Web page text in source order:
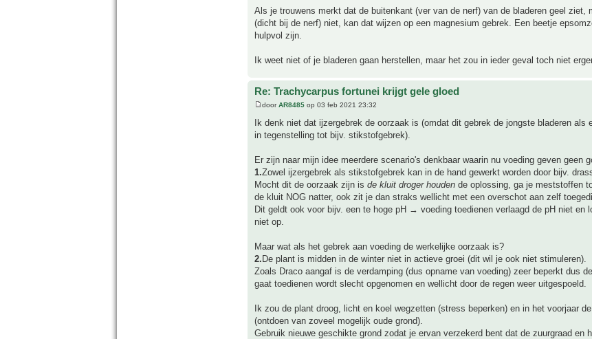
Als je trouwens merkt dat de buitenkant (ver van de nerf) van de bladeren geel ziet,
(dicht bij de nerf) niet, kan dat wijzen op een magnesium gebrek. Een beetje
hulpvol zijn.
Ik weet niet of je bladeren gaan herstellen, maar het zou in ieder geval toch niet
Re: Trachycarpus fortunei krijgt gele gloed
doorAR8485 op 03 feb 2021 23:32
Ik denk niet dat ijzergebrek de oorzaak is (omdat dit gebrek de jongste bladeren als
in tegenstelling tot bijv. stikstofgebrek).
Er zijn naar mijn idee meerdere scenario's denkbaar waarin nu voeding geven geen
1.Zowel ijzergebrek als stikstofgebrek kan in de hand gewerkt worden door bijv.
Mocht dit de oorzaak zijn is de kluit droger houden de oplossing, ga je meststoffen
de kluit NOG natter, ook zit je dan straks wellicht met een overschot aan zelf
Dit geldt ook voor bijv. een te hoge pH → voeding toedienen verlaagd de pH niet en
niet op.
Maar wat als het gebrek aan voeding de werkelijke oorzaak is?
2. De plant is midden in de winter niet in actieve groei (dit wil je ook niet stimuleren).
Zoals Draco aangaf is de verdamping (dus opname van voeding) zeer beperkt dus
gaat toedienen wordt slecht opgenomen en wellicht door de regen weer uitgespoeld.
Ik zou de plant droog, licht en koel wegzetten (stress beperken) en in het voorjaar
(ontdoen van zoveel mogelijk oude grond).
Gebruik nieuwe geschikte grond zodat je ervan verzekerd bent dat de zuurgraad en